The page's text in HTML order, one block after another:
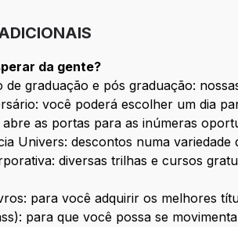
da gente?
de graduação e pós graduação:
você poderá escolher um dia
abre as portas para as inúmeras
Univers: descontos numa variedade
diversas trilhas e cursos
para você adquirir os melhores
para que você possa se